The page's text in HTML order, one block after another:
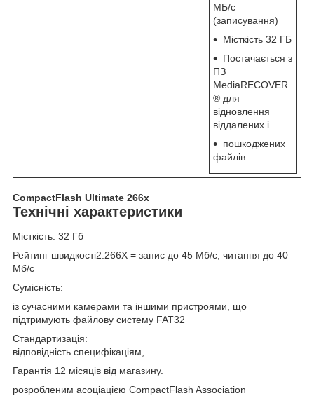
МБ/с
(записування)
Місткість 32 ГБ
Постачається з
ПЗ
MediaRECOVER
® для
відновлення
віддалених і
пошкоджених
файлів
CompactFlash Ultimate 266x
Технічні характеристики
Місткість: 32 Гб
Рейтинг швидкості2:266X = запис до 45 Мб/с, читання до 40
Мб/c
Сумісність:
із сучасними камерами та іншими пристроями, що
підтримують файлову систему FAT32
Стандартизація:
відповідність специфікаціям,
Гарантія 12 місяців від магазину.
розробленим асоціацією CompactFlash Association